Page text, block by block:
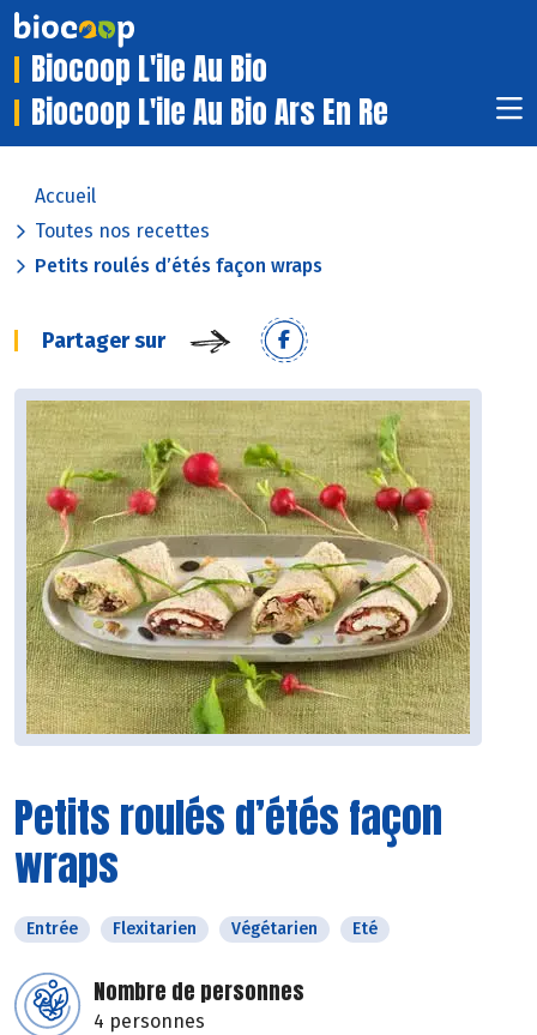
Biocoop L'ile Au Bio
Biocoop L'ile Au Bio Ars En Re
Accueil
Toutes nos recettes
Petits roulés d’étés façon wraps
Partager sur
Petits roulés d’étés façon
wraps
Entrée Flexitarien Végétarien Eté
Nombre de personnes
4 personnes